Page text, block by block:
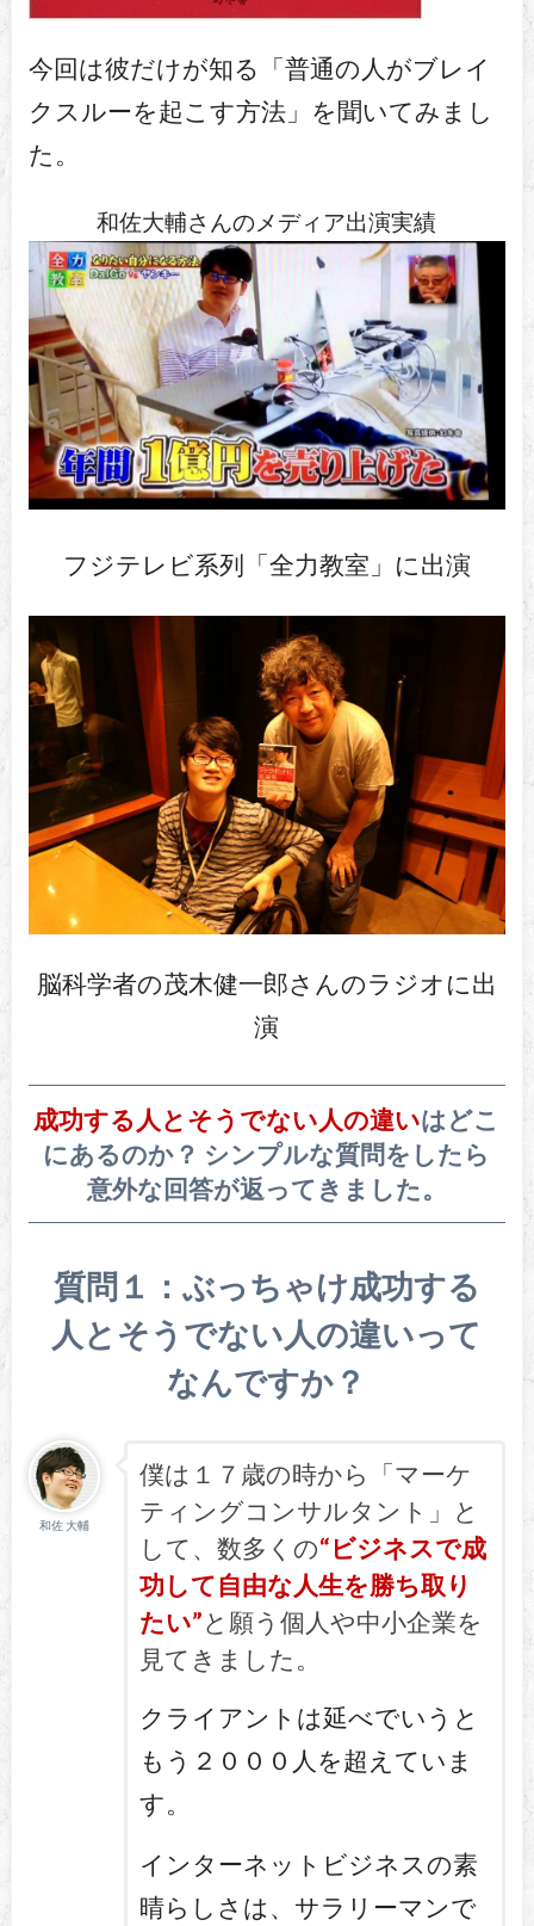
今回は彼だけが知る「普通の人がブレイ
クスルーを起こす方法」を聞いてみまし
た。
和佐大輔さんのメディア出演実績
フジテレビ系列「全力教室」に出演
脳科学者の茂木健一郎さんのラジオに出
演
成功する人とそうでない人の違いはどこ
にあるのか？ シンプルな質問をしたら
意外な回答が返ってきました。
質問１：ぶっちゃけ成功する
人とそうでない人の違いって
なんですか？
和佐 大輔
僕は１７歳の時から「マーケ
ティングコンサルタント」と
して、数多くの“ビジネスで成
功して自由な人生を勝ち取り
たい”と願う個人や中小企業を
見てきました。
クライアントは延べでいうと
もう２０００人を超えていま
す。
インターネットビジネスの素
晴らしさは、サラリーマンで